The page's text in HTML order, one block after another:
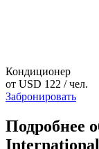
Кондиционер
от USD 122 / чел.
Забронировать
Подробнее